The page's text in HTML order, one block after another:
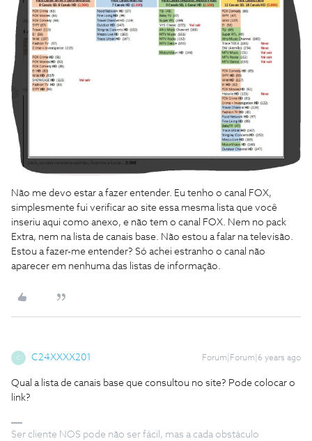
Não me devo estar a fazer entender. Eu tenho o canal FOX,
simplesmente fui verificar ao site essa mesma lista que você
inseriu aqui como anexo, e não tem o canal FOX. Nem no pack
Extra, nem na lista de canais base. Não estou a falar na televisão.
Estou a fazer-me entender? Só achei estranho o canal não
aparecer em nenhuma das listas de informação.
C C24XXXX201 Forum|Forum|6 years ago
Qual a lista de canais base que consultou no site? Pode colocar o
link?
Ser cliente NOS pode não ser fácil, mas a cada obstáculo